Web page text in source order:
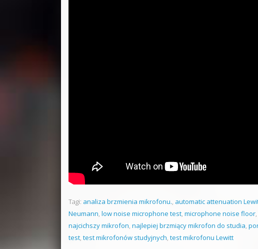
Tagi: analiza brzmienia mikrofonu., automatic attenuation
Neumann, low noise microphone test, microphone noise floor,
najcichszy mikrofon, najlepiej brzmiący mikrofon do studia,
test, test mikrofonów studyjnych, test mikrofonu Lewitt